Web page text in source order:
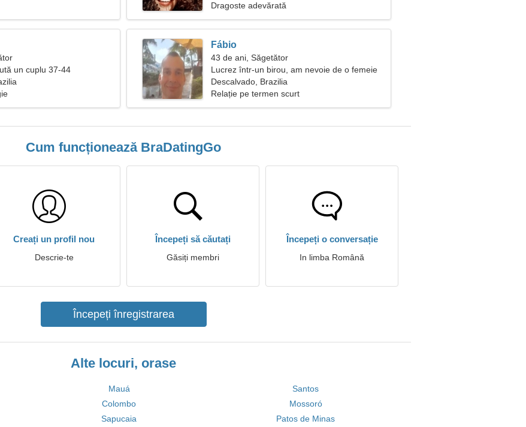
Dragoste adevărată
un cuplu 37-44
Fábio
43 de ani, Săgetător
Lucrez într-un birou, am nevoie de o femeie
fantastică
Descalvado, Brazilia
Relație pe termen scurt
Cum funcționează BraDatingGo
Creați un profil nou
Descrie-te
Începeți să căutați
Găsiți membri
Începeți o conversație
In limba Română
Începeți înregistrarea
Alte locuri, orase
Mauá
Santos
Colombo
Mossoró
Sapucaia Patos de Minas